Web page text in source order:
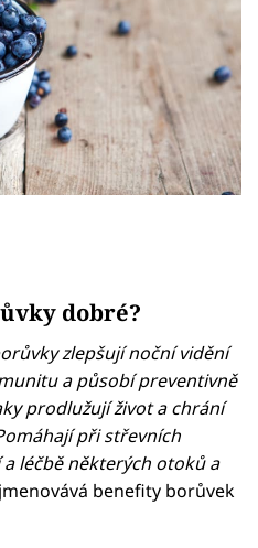
dobré?
zlepšují noční vidění
a působí preventivně
prodlužují život a chrání
při střevních
léčbě některých otoků a
benefity borůvek